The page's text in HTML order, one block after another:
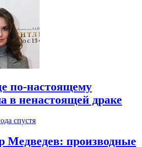
по-настоящему
в ненастоящей драке
спустя
Медведев: производные